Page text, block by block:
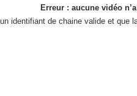
Erreur : aucune vidéo
identifiant de chaine valide et